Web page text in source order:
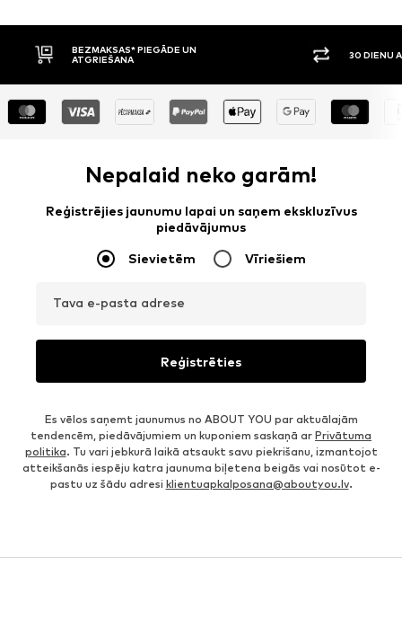
BEZMAKSAS* PIEGĀDE UN
ATGRIEŠANA
30 DIENU
Nepalaid neko garām!
Reģistrējies jaunumu lapai un saņem ekskluzīvus
piedāvājumus
Sievietēm Vīriešiem
Tava e-pasta adrese
Reģistrēties
Es vēlos saņemt jaunumus no ABOUT YOU par aktuālajām
tendencēm, piedāvājumiem un kuponiem saskaņā ar Privātuma
politika. Tu vari jebkurā laikā atsaukt savu piekrišanu, izmantojot
atteikšanās iespēju katra jaunuma biļetena beigās vai nosūtot e-
pastu uz šādu adresi klientuapkalposana@aboutyou.lv.